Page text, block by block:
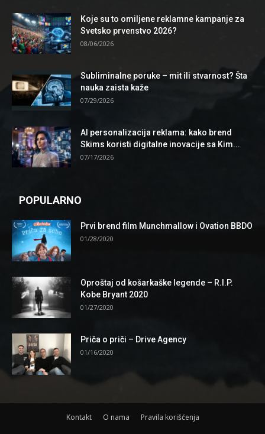
Koje su to omiljene reklamne kampanje za
Svetsko prvenstvo 2026?
08/06/2026
Subliminalne poruke – mit ili stvarnost? Šta
nauka zaista kaže
07/29/2026
AI personalizacija reklama: kako brend
Skims koristi digitalne inovacije sa Kim...
07/17/2026
POPULARNO
Prvi brend film Munchmallow i Ovation BBDO
01/28/2020
Oproštaj od košarkaške legende – R.I.P.
Kobe Bryant 2020
01/27/2020
Priča o priči – Drive Agency
01/16/2020
Kontakt O nama Pravila korišćenja